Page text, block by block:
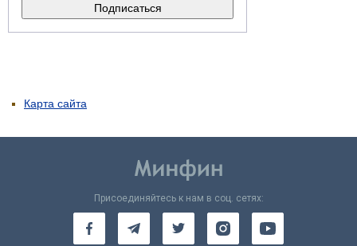
Карта сайта
Присоединяйтесь к нам в соц. сетях: